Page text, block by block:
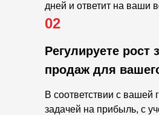
дней и ответит на ваши
02
02
Регулируете рост
продаж для
В соответствии с вашей
задачей на прибыль, с